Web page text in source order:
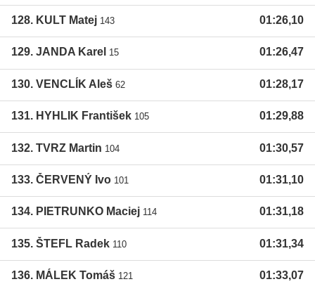
128. KULT Matej 143 01:26,10
129. JANDA Karel 15 01:26,47
130. VENCLÍK Aleš 62 01:28,17
131. HYHLIK František 105 01:29,88
132. TVRZ Martin 104 01:30,57
133. ČERVENÝ Ivo 101 01:31,10
134. PIETRUNKO Maciej 114 01:31,18
135. ŠTEFL Radek 110 01:31,34
136. MÁLEK Tomáš 121 01:33,07